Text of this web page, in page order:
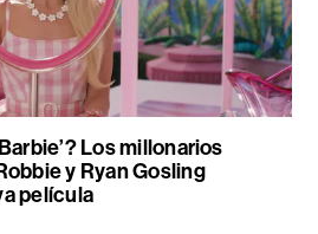
Los millonarios
y Ryan Gosling
película